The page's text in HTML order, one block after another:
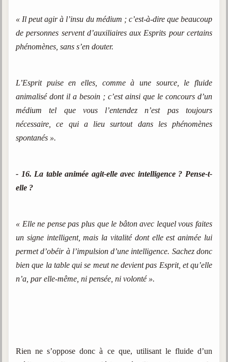
« Il peut agir à l’insu du médium ; c’est-à-dire que beaucoup
de personnes servent d’auxiliaires aux Esprits pour certains
phénomènes, sans s’en douter.
L’Esprit puise en elles, comme à une source, le fluide
animalisé dont il a besoin ; c’est ainsi que le concours d’un
médium tel que vous l’entendez n’est pas toujours
nécessaire, ce qui a lieu surtout dans les phénomènes
spontanés ».
- 16. La table animée agit-elle avec intelligence ? Pense-t-
elle ?
« Elle ne pense pas plus que le bâton avec lequel vous faites
un signe intelligent, mais la vitalité dont elle est animée lui
permet d’obéir à l’impulsion d’une intelligence. Sachez donc
bien que la table qui se meut ne devient pas Esprit, et qu’elle
n’a, par elle-même, ni pensée, ni volonté ».
Rien ne s’oppose donc à ce que, utilisant le fluide d’un